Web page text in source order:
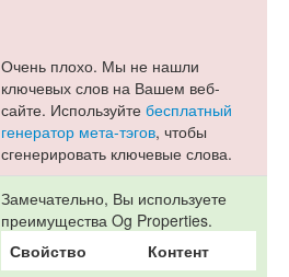
Очень плохо. Мы не нашли
ключевых слов на Вашем веб-
сайте. Используйте бесплатный
генератор мета-тэгов, чтобы
сгенерировать ключевые слова.
Замечательно, Вы используете
преимущества Og Properties.
Свойство
Контент